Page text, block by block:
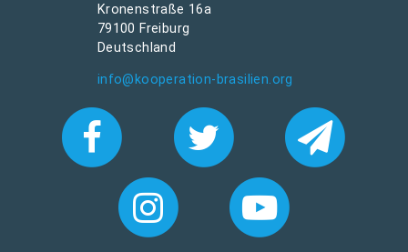
Kronenstraße 16a
79100 Freiburg
Deutschland
info@kooperation-brasilien.org